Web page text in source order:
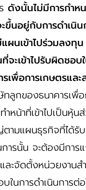
ดังนั้นไม่มีการกำ
ขึ้นอยู่กับการดำเนิ
ผนเข้าไปร่วมลงทุ
จะเข้าไปรับผิดชอบ
รเพื่อการเกษตรแล
ลูกของธนาคารเพื่อ
หน้าที่เข้าไปเป็นหุ้น
ามแผนธุรกิจที่ได้รั
การนั้น จะต้องมีกา
ละจัดตั้งหน่วยงานส
ในการดำเนินการต่